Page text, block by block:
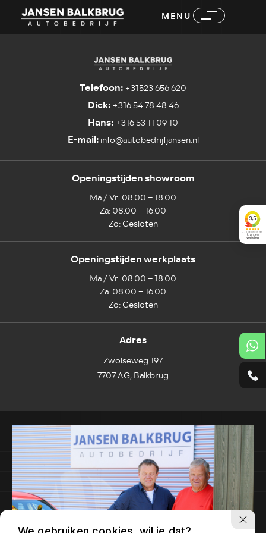
MENU
Telefoon: +31523 656 620
Dick:+316 54 78 48 46
Hans: +316 53 11 09 10
E-mail:info@autobedrijfjansen.nl
Openingstijden showroom
Ma / Vr: 08.00 – 18.00
Za: 08.00 – 16.00
Zo: Gesloten
Openingstijden werkplaats
Ma / Vr: 08.00 – 18.00
Za: 08.00 – 16.00
Zo: Gesloten
Adres
Zwolseweg 197
7707 AG, Balkbrug